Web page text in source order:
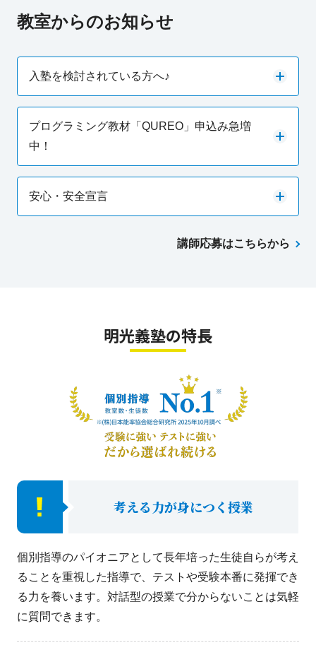
教室からのお知らせ
入塾を検討されている方へ♪
プログラミング教材「QUREO」申込み急増
中！
安心・安全宣言
講師応募はこちらから
明光義塾の特長
考える力が身につく授業
個別指導のパイオニアとして長年培った生徒自らが考え
ることを重視した指導で、テストや受験本番に発揮でき
る力を養います。対話型の授業で分からないことは気軽
に質問できます。